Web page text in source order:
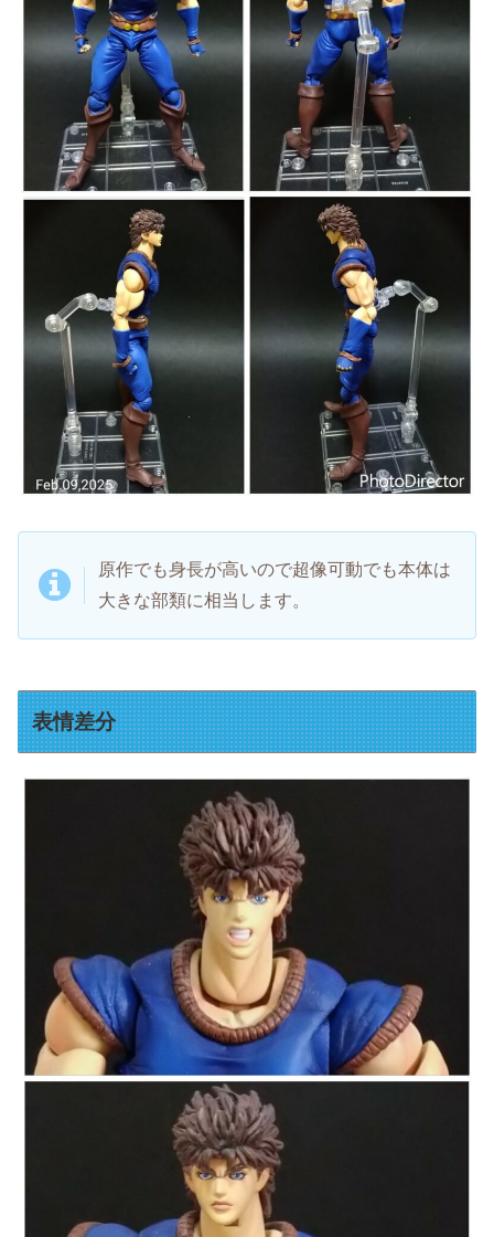
原作でも身長が高いので超像可動でも本体は
大きな部類に相当します。
表情差分